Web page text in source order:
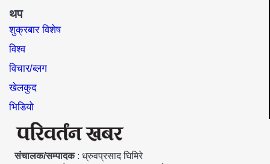
थप
शुक्रबार विशेष
विश्व
विचार/ब्लग
खेलकुद
भिडियो
संचालक/सम्पादक: ध्रुवप्रसाद घिमिरे